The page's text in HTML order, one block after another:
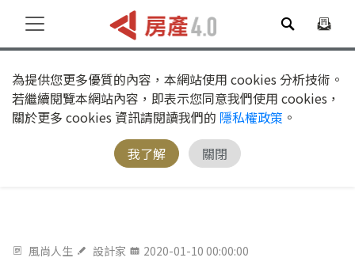
為提供您更多優質的內容，本網站使用 cookies 分析技術。
若繼續閱覽本網站內容，即表示您同意我們使用 cookies，
關於更多 cookies 資訊請閱讀我們的 隱私權政策 。
我了解
關閉
風尚人生 設計家 2020-01-10 00:00:00